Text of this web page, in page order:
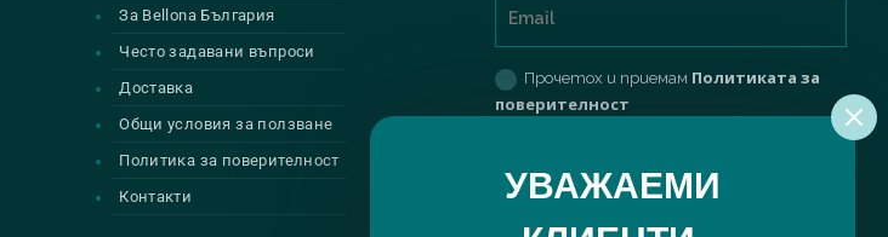
УВАЖАЕМИ
За Bellona България
Често задавани въпроси
Доставка
Общи условия за ползване
Политика за поверителност
Контакти
Прочетох и приемам Политиката за
поверителност